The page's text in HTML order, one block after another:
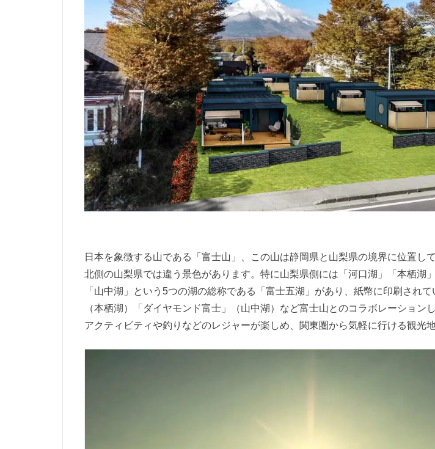
日本を象徴する山である「富士山」、この山は静岡県と山梨県の境界に位置し
北側の山梨県では違う景色があります。特に山梨県側には「河口湖」「本栖湖
「山中湖」という5つの湖の総称である「富士五湖」があり、紙幣に印刷されて
（本栖湖）「ダイヤモンド富士」（山中湖）など富士山とのコラボレーション
アクティビティや釣りなどのレジャーが楽しめ、関東圏から気軽に行ける観光